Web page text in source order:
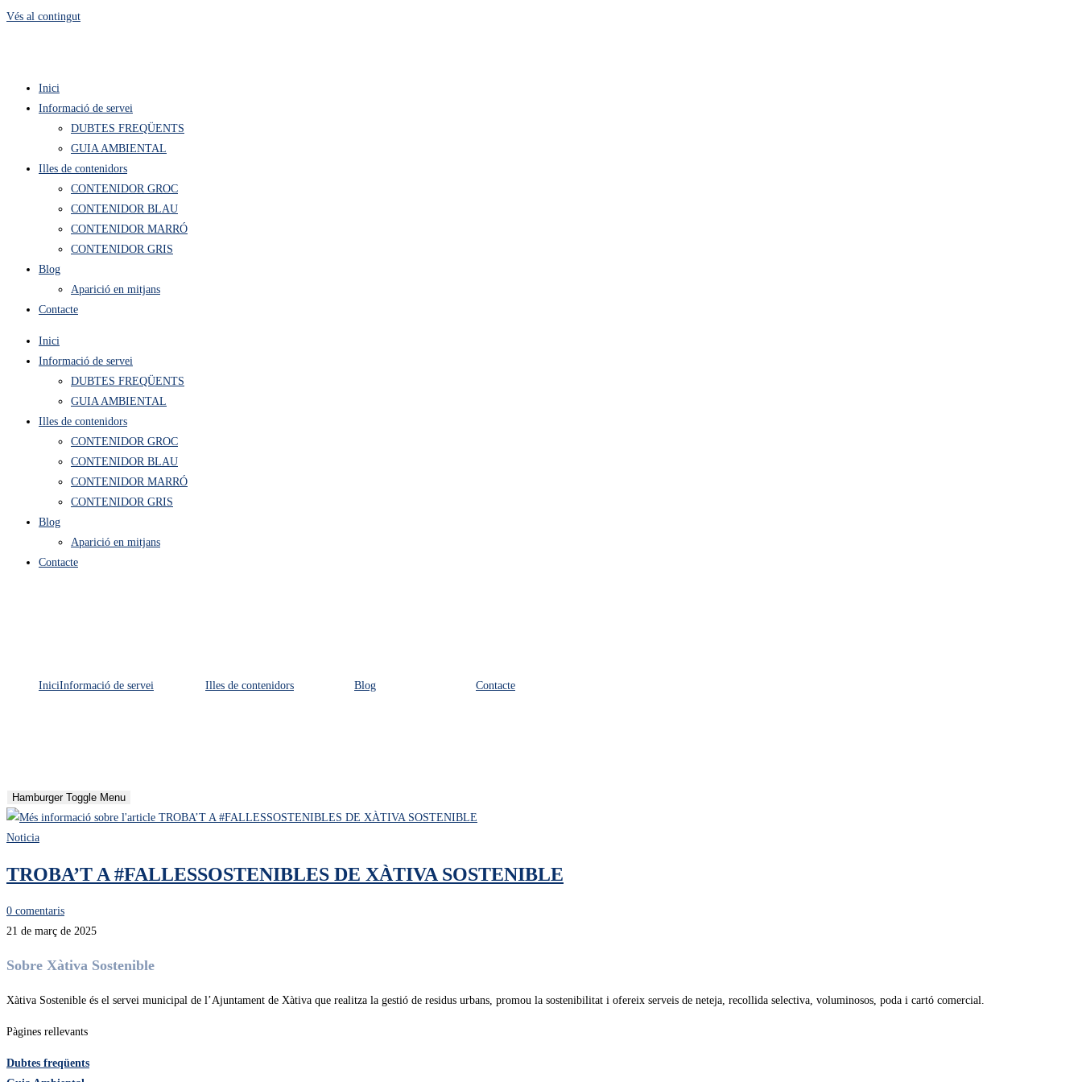
Vés al contingut
Inici
Informació de servei
DUBTES FREQÜENTS
GUIA AMBIENTAL
Illes de contenidors
CONTENIDOR GROC
CONTENIDOR BLAU
CONTENIDOR MARRÓ
CONTENIDOR GRIS
Blog
Aparició en mitjans
Contacte
Inici
Informació de servei
DUBTES FREQÜENTS
GUIA AMBIENTAL
Illes de contenidors
CONTENIDOR GROC
CONTENIDOR BLAU
CONTENIDOR MARRÓ
CONTENIDOR GRIS
Blog
Aparició en mitjans
Contacte
IniciInformació de servei Illes de contenidors Blog Contacte
Hamburger Toggle Menu
Noticia
TROBA’T A #FALLESSOSTENIBLES DE XÀTIVA SOSTENIBLE
0 comentaris
21 de març de 2025
Sobre Xàtiva Sostenible
Xàtiva Sostenible és el servei municipal de l’Ajuntament de Xàtiva que realitza la gestió de residus urbans, promou la sostenibilitat i ofereix serveis de neteja, recollida selectiva, voluminosos, poda i cartó comercial.
Pàgines rellevants​
Dubtes freqüents